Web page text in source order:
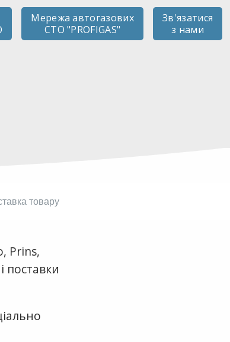
Мережа автогазових
СТО "PROFIGAS"
Зв'язатися
з нами
товару
Prins,
поставки